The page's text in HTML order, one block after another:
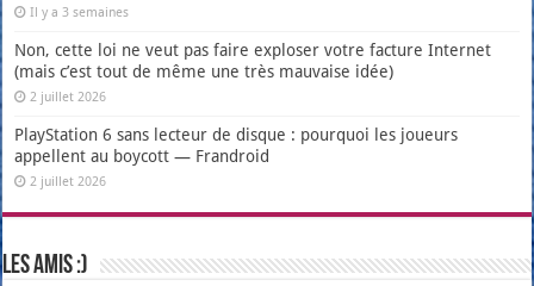
Il y a 3 semaines
Non, cette loi ne veut pas faire exploser votre facture Internet
(mais c’est tout de même une très mauvaise idée)
2 juillet 2026
PlayStation 6 sans lecteur de disque : pourquoi les joueurs
appellent au boycott — Frandroid
2 juillet 2026
Les amis :)